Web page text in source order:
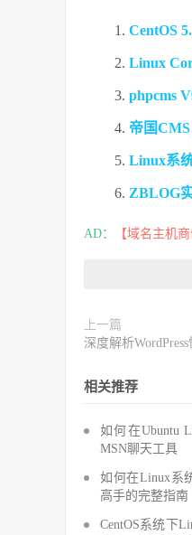
CentOS
Linux
phpcms
帝国
Linux系
ZBLOG
AD： 【域名主机
上一篇
深度解析
相关推荐
如何在Ubuntu
MSN聊天工具
如何在Linux系
高手的完整指南
CentOS系统下